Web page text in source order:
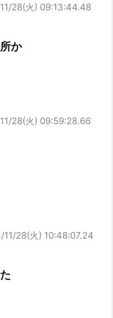
28(火) 09:13:44.48
か
28(火) 09:59:28.66
11/28(火) 10:48:07.24